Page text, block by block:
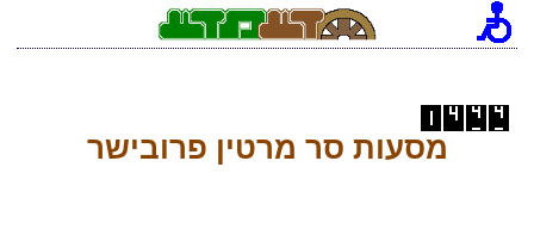
מסעות סר מרטין פרובישר